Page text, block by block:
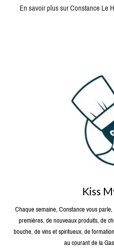
En savoir plus sur Constance Le
Kiss
Chaque semaine, Constance vous
premières, de nouveaux produits, de
bouche, de vins et spiritueux, de
au courant de la